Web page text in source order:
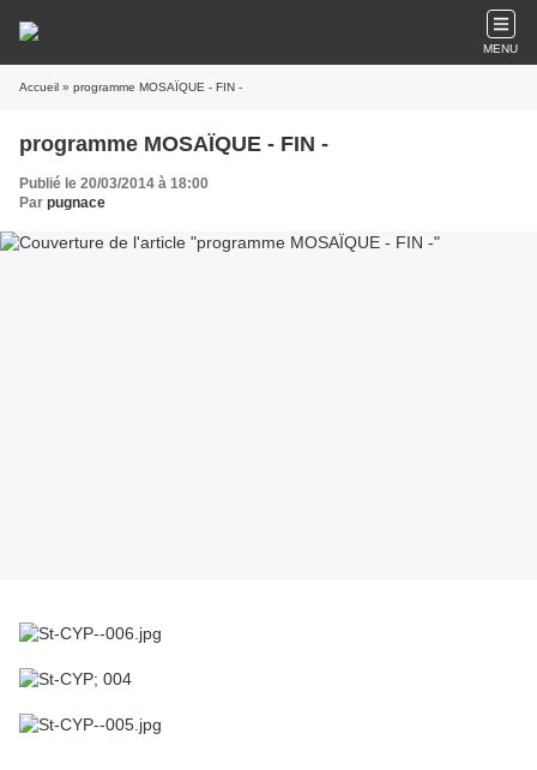
MENU
Accueil » programme MOSAÏQUE - FIN -
programme MOSAÏQUE - FIN -
Publié le 20/03/2014 à 18:00
Par pugnace